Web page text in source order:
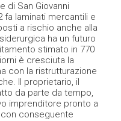
di San Giovanni
fa laminati mercantili e
a rischio anche alla
ha un futuro
stimato in 770
è cresciuta la
con la ristrutturazione
Il proprietario, il
da parte da tempo,
imprenditore pronto a
conseguente